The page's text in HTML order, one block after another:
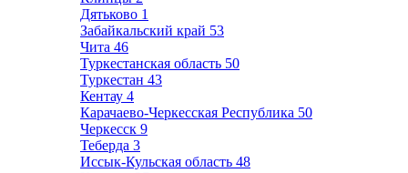
Дятьково 1
Забайкальский край 53
Чита 46
Туркестанская область 50
Туркестан 43
Кентау 4
Карачаево-Черкесская Республика 50
Черкесск 9
Теберда 3
Иссык-Кульская область 48